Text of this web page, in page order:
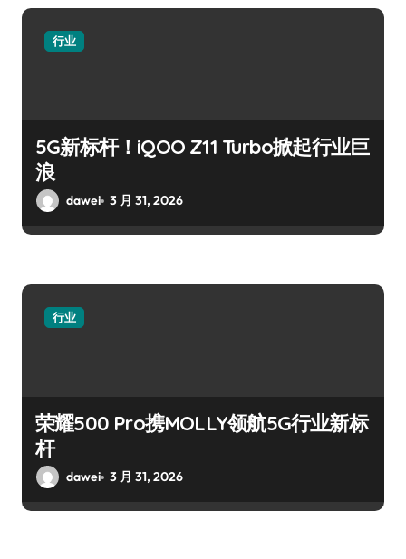
行业
5G新标杆！iQOO Z11 Turbo掀起行业巨
浪
dawei 3 月 31, 2026
行业
荣耀500 Pro携MOLLY领航5G行业新标
杆
dawei 3 月 31, 2026